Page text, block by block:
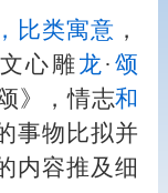
比类寓意 ，
心雕龙 · 颂
》，情志和
事物比拟并
内容推及细